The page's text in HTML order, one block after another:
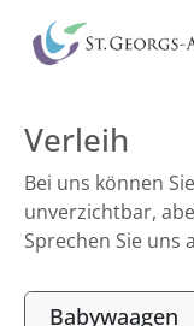
Verleih
Bei uns können
unverzichtbar,
Sprechen Sie uns
Babywaagen